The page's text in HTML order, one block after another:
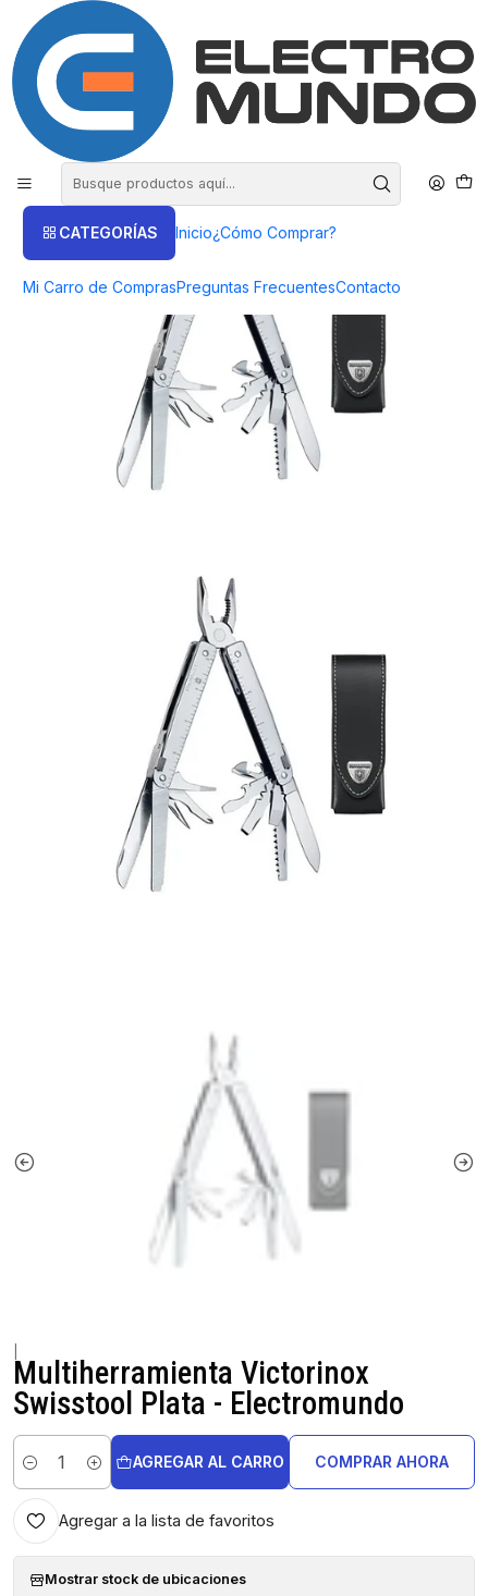
CATEGORÍAS Inicio¿Cómo Comprar?
Mi Carro de ComprasPreguntas FrecuentesContacto
COMPRA HASTA EN 3 CUOTAS SIN INTERES
Inicio Victorinox Navajas
Multiherramienta Victorinox Swisstool Plata - Electromundo
Multiherramienta Victorinox
Swisstool Plata - Electromundo
Cantidad
AGREGAR AL CARRO COMPRAR AHORA
Agregar a la lista de favoritos
Mostrar stock de ubicaciones